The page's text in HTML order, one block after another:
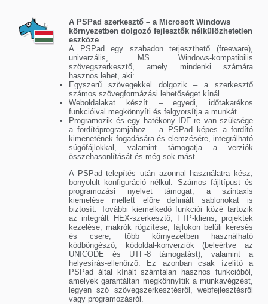
A PSPad szerkesztő – a Microsoft Windows
környezetben dolgozó fejlesztők nélkülözhetetlen
eszköze
A PSPad egy szabadon terjeszthető (freeware),
univerzális, MS Windows-kompatibilis
szövegszerkesztő, amely mindenki számára
hasznos lehet, aki:
Egyszerű szövegekkel dolgozik – a szerkesztő
számos szövegformázási lehetőséget kínál.
Weboldalakat készít – egyedi, időtakarékos
funkcióival megkönnyíti és felgyorsítja a munkát.
Programozik és egy hatékony IDE-re van szüksége
a fordítóprogramjához – a PSPad képes a fordító
kimenetének fogadására és elemzésére, integrálható
súgófájlokkal, valamint támogatja a verziók
összehasonlítását és még sok mást.
A PSPad telepítés után azonnal használatra kész,
bonyolult konfiguráció nélkül. Számos fájltípust és
programozási nyelvet támogat, a szintaxis
kiemelése mellett előre definiált sablonokat is
biztosít. További kiemelkedő funkciói közé tartozik
az integrált HEX-szerkesztő, FTP-kliens, projektek
kezelése, makrók rögzítése, fájlokon belüli keresés
és csere, több környezetben használható
kódböngésző, kódoldal-konverziók (beleértve az
UNICODE és UTF-8 támogatást), valamint a
helyesírás-ellenőrző. Ez azonban csak ízelítő a
PSPad által kínált számtalan hasznos funkcióból,
amelyek garantáltan megkönnyítik a munkavégzést,
legyen szó szövegszerkesztésről, webfejlesztésről
vagy programozásról.